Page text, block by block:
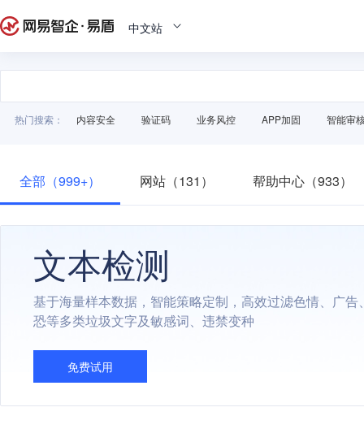
中文站
热门搜索： 内容安全 验证码 业务风控 APP加固 智能审
全部（999+） 网站（131） 帮助中心（933）
文本检测
基于海量样本数据，智能策略定制，高效过滤色情、广告
恐等多类垃圾文字及敏感词、违禁变种
免费试用